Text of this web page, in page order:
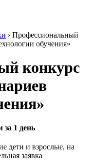
› Профессиональный
обучения»
конкурс
за 1 день
дети и взрослые, на
заявка